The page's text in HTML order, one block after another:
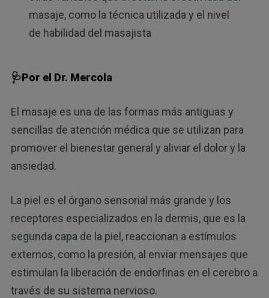
masaje, como la técnica utilizada y el nivel
de habilidad del masajista
🩺Por el Dr. Mercola
El masaje es una de las formas más antiguas y
sencillas de atención médica que se utilizan para
promover el bienestar general y aliviar el dolor y la
ansiedad.
La piel es el órgano sensorial más grande y los
receptores especializados en la dermis, que es la
segunda capa de la piel, reaccionan a estímulos
externos, como la presión, al enviar mensajes que
estimulan la liberación de endorfinas en el cerebro a
través de su sistema nervioso.